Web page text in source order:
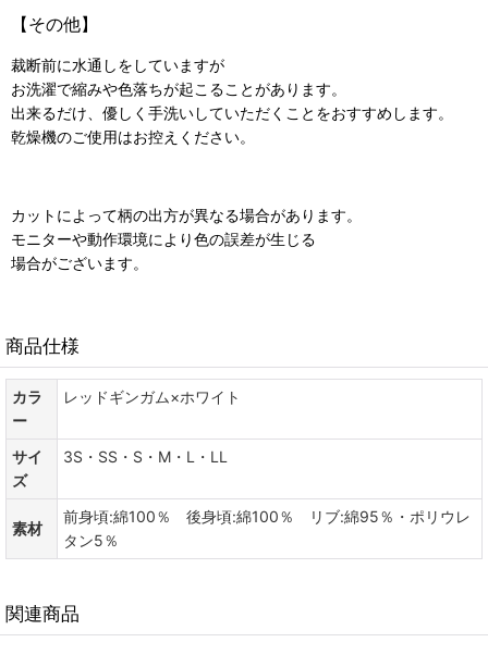
【その他】
裁断前に水通しをしていますが
お洗濯で縮みや色落ちが起こることがあります。
出来るだけ、優しく手洗いしていただくことをおすすめします。
乾燥機のご使用はお控えください。
カットによって柄の出方が異なる場合があります。
モニターや動作環境により色の誤差が生じる
場合がございます。
商品仕様
カラ
ー
レッドギンガム×ホワイト
サイ
ズ
3S・SS・S・M・L・LL
素材
前身頃:綿100％ 後身頃:綿100％ リブ:綿95％・ポリウレ
タン5％
関連商品